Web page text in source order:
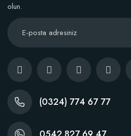
olun.
(0324) 774 67 77